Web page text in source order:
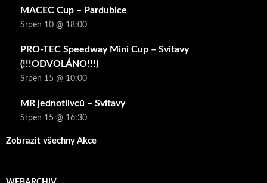
MACEC Cup – Pardubice
Srpen 10 @ 18:00
PRO-TEC Speedway Mini Cup – Svitavy
(!!!ODVOLÁNO!!!)
Srpen 15 @ 10:00
MR jednotlivců – Svitavy
Srpen 15 @ 16:30
Zobrazit všechny Akce